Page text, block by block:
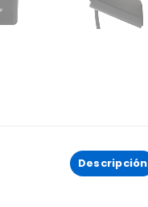
Descripción